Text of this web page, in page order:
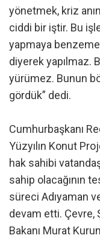
yönetmek, kriz
ciddi bir iştir. Bu
yapmaya
diyerek yapılmaz.
yürümez. Bunun
gördük” dedi.
Cumhurbaşkanı
Yüzyılın Konut
hak sahibi
sahip olacağının
süreci Adıyaman
devam etti. Çevre,
Bakanı Murat